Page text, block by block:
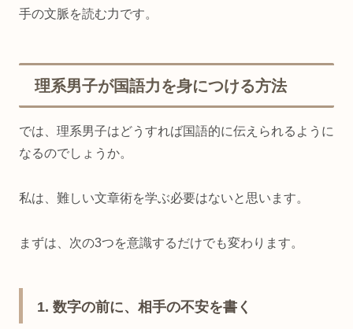
手の文脈を読む力です。
理系男子が国語力を身につける方法
では、理系男子はどうすれば国語的に伝えられるように
なるのでしょうか。
私は、難しい文章術を学ぶ必要はないと思います。
まずは、次の3つを意識するだけでも変わります。
1. 数字の前に、相手の不安を書く